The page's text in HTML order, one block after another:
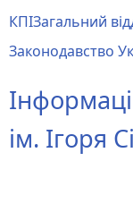
до
основного
КПІЗагальний
Законодавство
ім. Ігоря